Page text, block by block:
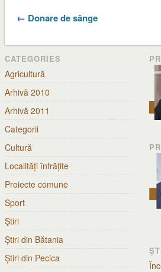
← Donare de sânge
CATEGORIES
Agricultură
Arhivă 2010
Arhivă 2011
Categorii
Cultură
Localități înfrățite
Proiecte comune
Sport
Ştiri
Știri din Bătania
Știri din Pecica